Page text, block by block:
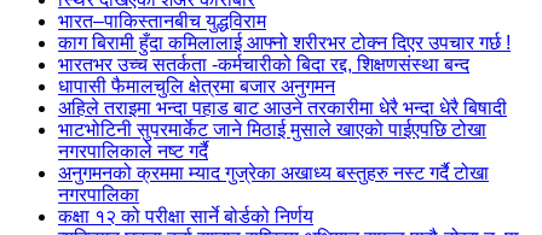
भारत–पाकिस्तानबीच युद्धविराम
काग बिरामी हुँदा कमिलालाई आफ्नो शरीरभर टोक्न दिएर उपचार गर्छ !
भारतभर उच्च सतर्कता -कर्मचारीको बिदा रद्द, शिक्षणसंस्था बन्द
धापासी फैमालचुलि क्षेत्रमा बजार अनुगमन
अहिले तराइमा भन्दा पहाड बाट आउने तरकारीमा धेरै भन्दा धेरै बिषादी
भाटभोटिनी सुपरमार्केट जाने मिठाई मुसाले खाएको पाईएपछि टोखा
नगरपालिकाले नष्ट गर्दै
अनुगमनको क्रममा म्याद गुज्रेका अखाध्य बस्तुहरु नस्ट गर्दै टोखा
नगरपालिका
कक्षा १२ को परीक्षा सार्ने बोर्डको निर्णय